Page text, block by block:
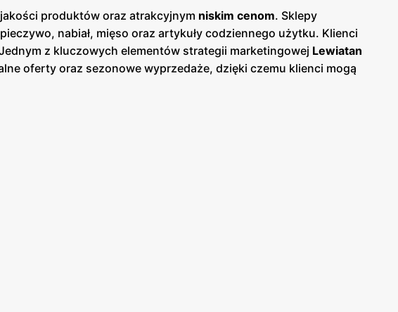
produktów oraz atrakcyjnym niskim cenom. Sklepy
nabiał, mięso oraz artykuły codziennego użytku. Klienci
z kluczowych elementów strategii marketingowej Lewiatan
oferty oraz sezonowe wyprzedaże, dzięki czemu klienci mogą
w formie papierowej w sklepach, jak i online, co umożliwia
oferowane przez
świeżych i wysokiej jakości produktów spożywczych.